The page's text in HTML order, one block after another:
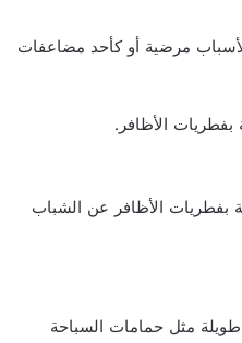
مرضية أو كأحد مضاعفات
بفطريات الأظافر.
بفطريات الأظافر عن الشباب
مثل حمامات السباحة